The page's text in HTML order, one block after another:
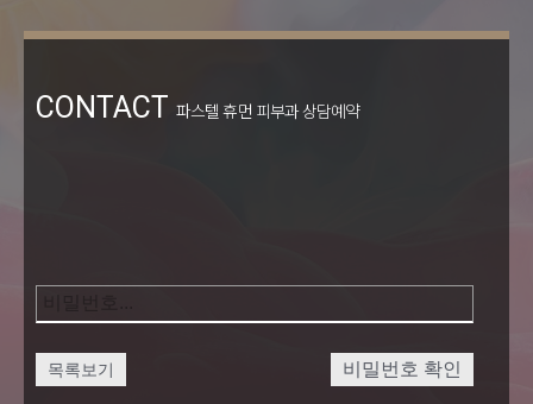
CONTACT 파스텔 휴먼 피부과 상담예약
목록보기 비밀번호 확인